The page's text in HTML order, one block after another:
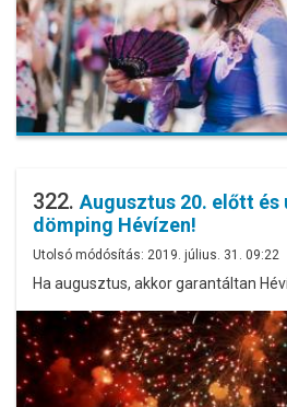
322.Augusztus 20. előtt és
dömping Hévízen!
Utolsó módósítás: 2019. július. 31. 09:22
Ha augusztus, akkor garantáltan